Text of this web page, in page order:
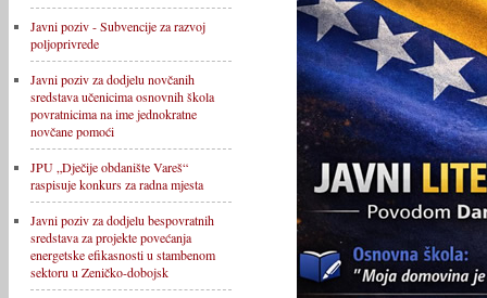
Javni poziv - Subvencije za razvoj
poljoprivrede
Javni poziv za dodjelu novčanih
sredstava učenicima osnovnih škola
povratnicima na ime jednokratne
novčane pomoći
JPU „Dječije obdanište Vareš“
raspisuje konkurs za radna mjesta
Javni poziv za dodjelu bespovratnih
sredstava za projekte povećanja
energetske efikasnosti u stambenom
sektoru u Zeničko-dobojsk